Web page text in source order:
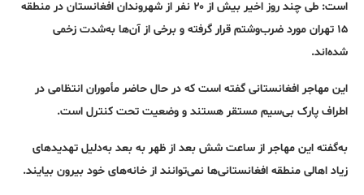
است: طی چند روز اخیر بیش از ۲۰ نفر از شهروندان افغانستان در منطقه‌
۱۵ تهران مورد ضرب‌وشتم قرار گرفته و برخی از آن‌ها به‌شدت زخمی
شده‌اند.
این مهاجر افغانستانی گفته است که در حال حاضر مأموران انتظامی در
اطراف پارک بی‌سیم مستقر هستند و وضعیت تحت کنترل است.
به‌گفته این مهاجر از ساعت شش بعد از ظهر به بعد به‌دلیل تهدیدهای
زیاد اهالی منطقه افغانستانی‌ها نمی‌توانند از خانه‌های‌ خود بیرون بیایند.